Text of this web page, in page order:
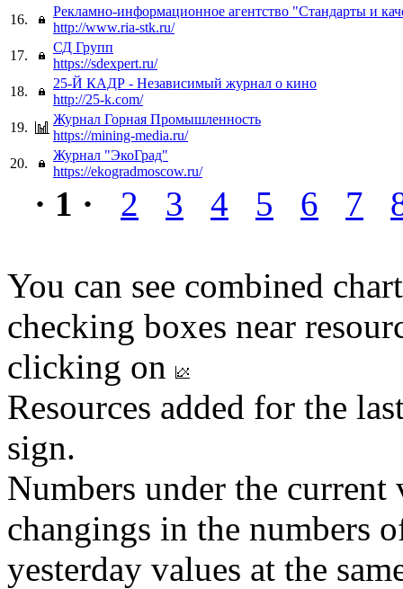
16.
Рекламно-информационное агентство "Стандарты и
http://www.ria-stk.ru/
17.
СД Групп
https://sdexpert.ru/
18.
25-Й КАДР - Независимый журнал о кино
http://25-k.com/
19.
Журнал Горная Промышленность
https://mining-media.ru/
20.
Журнал "ЭкоГрад"
https://ekogradmoscow.ru/
· 1 · 2 3 4 5 6 7
You can see combined
checking boxes near
clicking on
Resources added for the
sign.
Numbers under the
changings in the numbers
yesterday values at the